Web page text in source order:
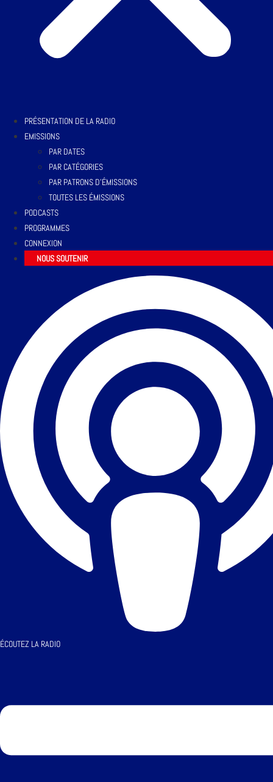
PRÉSENTATION DE LA RADIO
EMISSIONS
PAR DATES
PAR CATÉGORIES
PAR PATRONS D’ÉMISSIONS
TOUTES LES ÉMISSIONS
PODCASTS
PROGRAMMES
CONNEXION
NOUS SOUTENIR
ÉCOUTEZ LA RADIO